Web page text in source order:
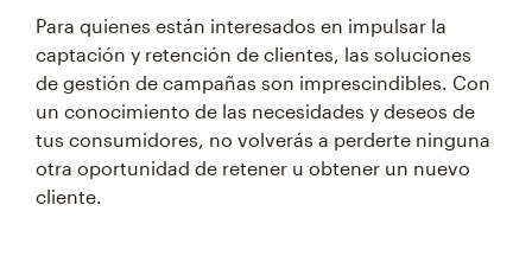
Para quienes están interesados en impulsar la
captación y retención de clientes, las soluciones
de gestión de campañas son imprescindibles. Con
un conocimiento de las necesidades y deseos de
tus consumidores, no volverás a perderte ninguna
otra oportunidad de retener u obtener un nuevo
cliente.